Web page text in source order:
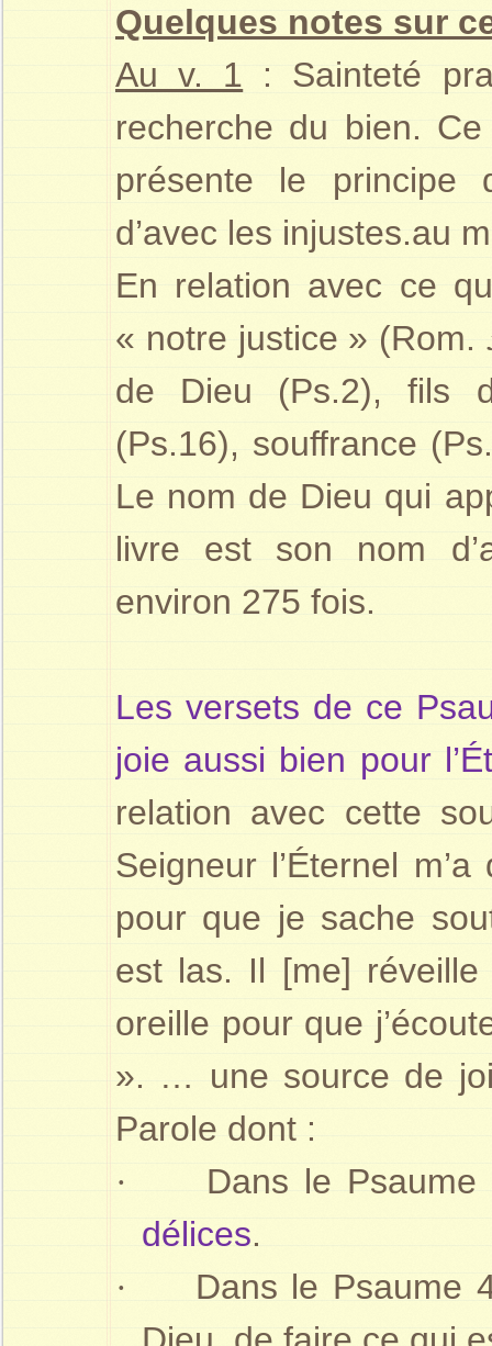
Quelques notes sur
Au v. 1 : Sainteté
recherche du bien. Ce
présente le principe
d’avec les injustes.au
En relation avec ce
« notre justice » (Rom.
de Dieu (Ps.2), fils
(Ps.16), souffrance
Le nom de Dieu qui
livre est son nom
environ 275 fois.
Les versets de ce
joie aussi bien pour
relation avec cette
Seigneur l’Éternel
pour que je sache
est las. Il [me]
oreille pour que
». … une source de
Parole dont :
·
Dans le
délices.
·
Dans le Psaume